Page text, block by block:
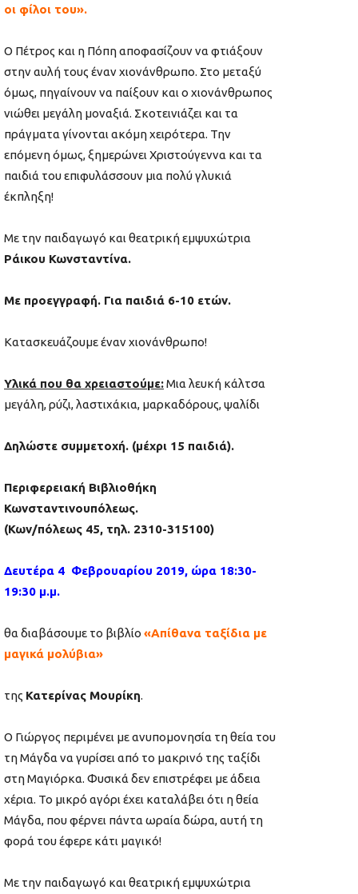
οι φίλοι του».
Ο Πέτρος και η Πόπη αποφασίζουν να φτιάξουν
στην αυλή τους έναν χιονάνθρωπο. Στο μεταξύ
όμως, πηγαίνουν να παίξουν και ο χιονάνθρωπος
νιώθει μεγάλη μοναξιά. Σκοτεινιάζει και τα
πράγματα γίνονται ακόμη χειρότερα. Την
επόμενη όμως, ξημερώνει Χριστούγεννα και τα
παιδιά του επιφυλάσσουν μια πολύ γλυκιά
έκπληξη!
Με την παιδαγωγό και θεατρική εμψυχώτρια
Ράικου Κωνσταντίνα.
Με προεγγραφή. Για παιδιά 6-10 ετών.
Κατασκευάζουμε έναν χιονάνθρωπο!
Υλικά που θα χρειαστούμε:Μια λευκή κάλτσα
μεγάλη, ρύζι, λαστιχάκια, μαρκαδόρους, ψαλίδι
Δηλώστε συμμετοχή. (μέχρι 15 παιδιά).
Περιφερειακή Βιβλιοθήκη
Κωνσταντινουπόλεως.
(Κων/πόλεως 45, τηλ. 2310-315100)
Δευτέρα 4 Φεβρουαρίου 2019, ώρα 18:30-
19:30 μ.μ.
θα διαβάσουμε το βιβλίο «Απίθανα ταξίδια με
μαγικά μολύβια»
της Κατερίνας Μουρίκη.
Ο Γιώργος περιμένει με ανυπομονησία τη θεία του
τη Μάγδα να γυρίσει από το μακρινό της ταξίδι
στη Μαγιόρκα. Φυσικά δεν επιστρέφει με άδεια
χέρια. Το μικρό αγόρι έχει καταλάβει ότι η θεία
Μάγδα, που φέρνει πάντα ωραία δώρα, αυτή τη
φορά του έφερε κάτι μαγικό!
Με την παιδαγωγό και θεατρική εμψυχώτρια